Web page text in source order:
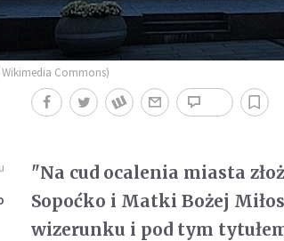
Wikimedia Commons)
"Na cud ocalenia miasta
Sopoćko i Matki Bożej
wizerunku i pod tym